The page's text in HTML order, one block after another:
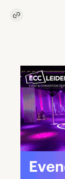
Kopieer link